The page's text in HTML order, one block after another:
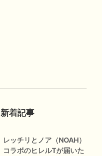
新着記事
レッチリとノア（NOAH）
コラボのヒレルTが届いた